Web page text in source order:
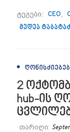
ტეგები: CEO,
მედეა
2
hub-ის
თარიღი: